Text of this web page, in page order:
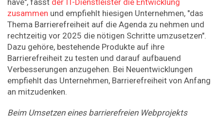
zusammen und empfiehlt hiesigen Unternehmen, "das
Thema Barrierefreiheit auf die Agenda zu nehmen und
rechtzeitig vor 2025 die nötigen Schritte umzusetzen".
Dazu gehöre, bestehende Produkte auf ihre
Barrierefreiheit zu testen und darauf aufbauend
Verbesserungen anzugehen. Bei Neuentwicklungen
empfiehlt das Unternehmen, Barrierefreiheit von Anfang
an mitzudenken.
Beim Umsetzen eines barrierefreien Webprojekts